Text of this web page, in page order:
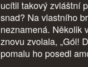
ucítil takový zvláštní
snad? Na vlastního
neznamená. Několik
znovu zvolala, „Gól!
pomalu ho posedl